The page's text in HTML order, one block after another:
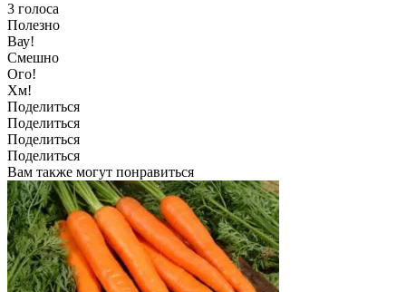
3 голоса
Полезно
Вау!
Смешно
Ого!
Хм!
Поделиться
Поделиться
Поделиться
Поделиться
Вам также могут понравиться